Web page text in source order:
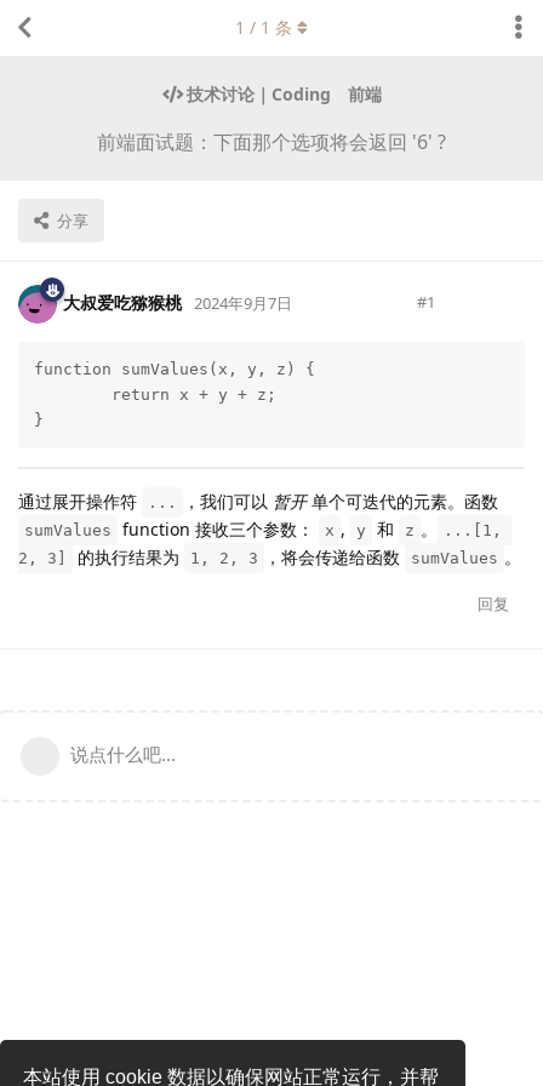
本站使用 cookie 数据以确保网站正常运行，并帮
技术讨论｜Coding 前端
前端面试题：下面那个选项将会返回 '6' ?
分享
1 / 1 条
大叔爱吃猕猴桃 2024年9月7日 #1
function sumValues(x, y, z) {
}
通过展开操作符 ... ，我们可以 暂开单个可迭代的元素。函数
sumValues function 接收三个参数： x , y 和 z 。
...[1,
2, 3]
的执行结果为 1, 2, 3 ，将会传递给函数 sumValues 。
回复
说点什么吧...